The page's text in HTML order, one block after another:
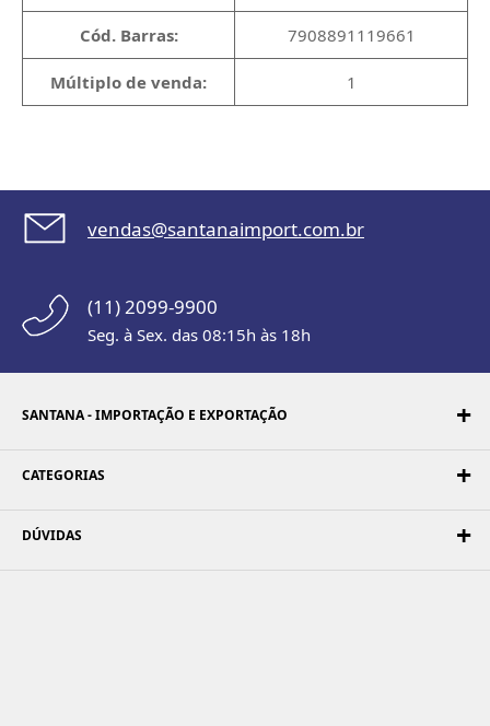
Cód. Barras: 7908891119661
Múltiplo de venda: 1
vendas@santanaimport.com.br
(11) 2099-9900
Seg. à Sex. das 08:15h às 18h
SANTANA - IMPORTAÇÃO E EXPORTAÇÃO
CATEGORIAS
DÚVIDAS